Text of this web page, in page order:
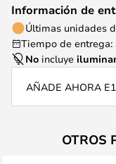
Información de
Últimas unidades
Tiempo de
No incluye
AÑADE AHORA
OTROS